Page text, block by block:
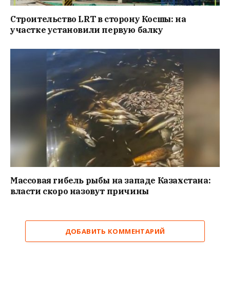
Строительство LRT в сторону Косшы: на
участке установили первую балку
Массовая гибель рыбы на западе Казахстана:
власти скоро назовут причины
ДОБАВИТЬ КОММЕНТАРИЙ